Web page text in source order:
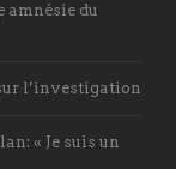
amnésie du
l’investigation
« Je suis un